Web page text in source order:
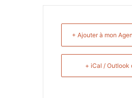
+ Ajouter à mon
+ iCal / Outlook